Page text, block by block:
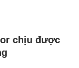
chịu được